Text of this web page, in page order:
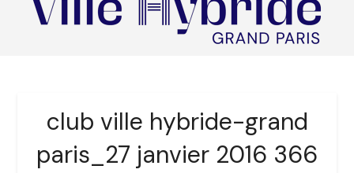
club ville hybride-grand
paris_27 janvier 2016 366